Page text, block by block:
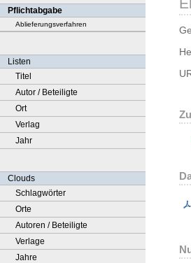
Pflichtabgabe
Ablieferungsverfahren
Listen
Titel
Autor / Beteiligte
Ort
Verlag
Jahr
Clouds
Schlagwörter
Orte
Autoren / Beteiligte
Verlage
Jahre